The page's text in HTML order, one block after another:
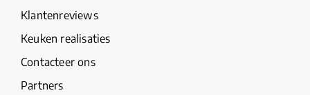
Klantenreviews
Keuken realisaties
Contacteer ons
Partners